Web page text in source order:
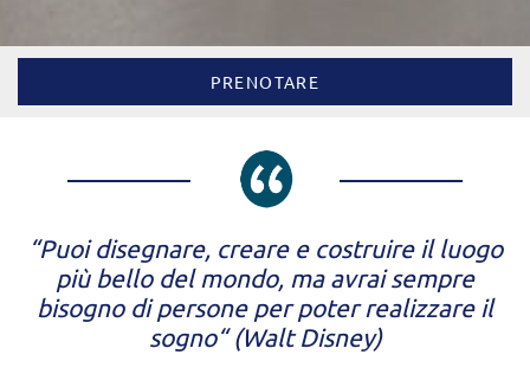
PRENOTARE
“Puoi disegnare, creare e costruire il luogo
più bello del mondo, ma avrai sempre
bisogno di persone per poter realizzare il
sogno“ (Walt Disney)